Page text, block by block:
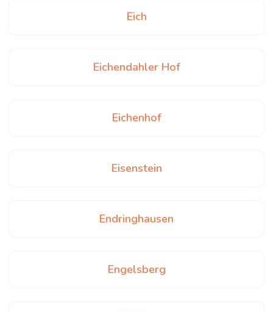
Eich
Eichendahler Hof
Eichenhof
Eisenstein
Endringhausen
Engelsberg